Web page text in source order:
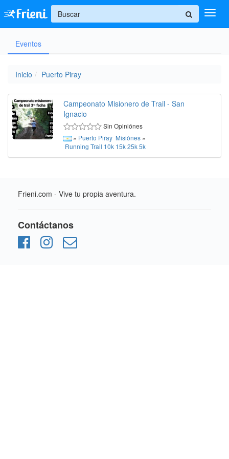
Ingresar
+
Eventos
Inicio Puerto Piray
Campeonato Misionero de Trail - San
Ignacio
Sin Opiniónes
» Puerto Piray Misiónes »
Running Trail 10k 15k25k5k
Frieni.com - Vive tu propia aventura.
Contáctanos